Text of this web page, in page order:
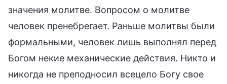
значения молитве. Вопросом о молитве
человек пренебрегает. Раньше молитвы были
формальными, человек лишь выполнял перед
Богом некие механические действия. Никто и
никогда не преподносил всецело Богу свое